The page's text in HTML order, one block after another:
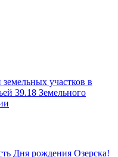
участков в
39.18 Земельного
Дня рождения Озерска!